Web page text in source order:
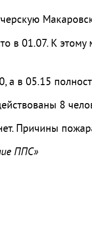
в 01.07. К этому
а в 05.15
8
Причины
ППС»